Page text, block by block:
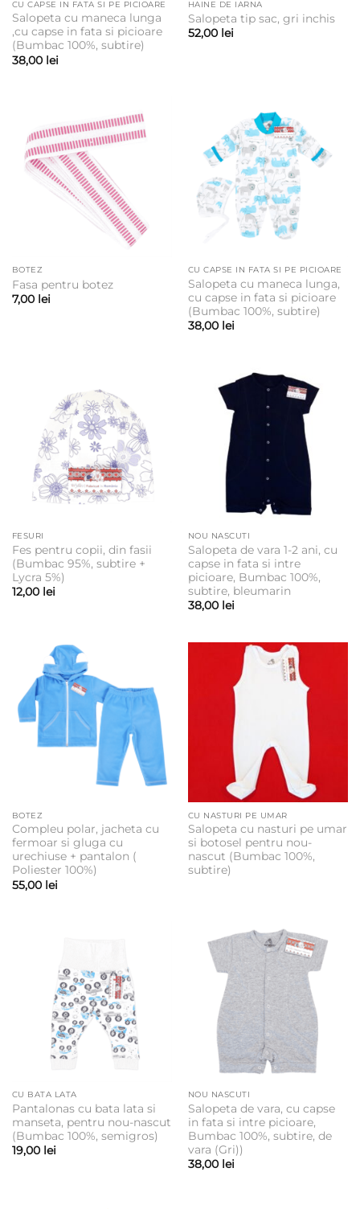
CU CAPSE IN FATA SI PE PICIOARE
Salopeta cu maneca lunga
,cu capse in fata si picioare
(Bumbac 100%, subtire)
38,00 lei
HAINE DE IARNA
Salopeta tip sac, gri inchis
52,00 lei
BOTEZ
Fasa pentru botez
7,00 lei
CU CAPSE IN FATA SI PE PICIOARE
Salopeta cu maneca lunga,
cu capse in fata si picioare
(Bumbac 100%, subtire)
38,00 lei
FESURI
Fes pentru copii, din fasii
(Bumbac 95%, subtire +
Lycra 5%)
12,00 lei
NOU NASCUTI
Salopeta de vara 1-2 ani, cu
capse in fata si intre
picioare, Bumbac 100%,
subtire, bleumarin
38,00 lei
BOTEZ
Compleu polar, jacheta cu
fermoar si gluga cu
urechiuse + pantalon (
Poliester 100%)
55,00 lei
CU NASTURI PE UMAR
Salopeta cu nasturi pe umar
si botosel pentru nou-
nascut (Bumbac 100%,
subtire)
CU BATA LATA
Pantalonas cu bata lata si
manseta, pentru nou-nascut
(Bumbac 100%, semigros)
19,00 lei
NOU NASCUTI
Salopeta de vara, cu capse
in fata si intre picioare,
Bumbac 100%, subtire, de
vara (Gri))
38,00 lei